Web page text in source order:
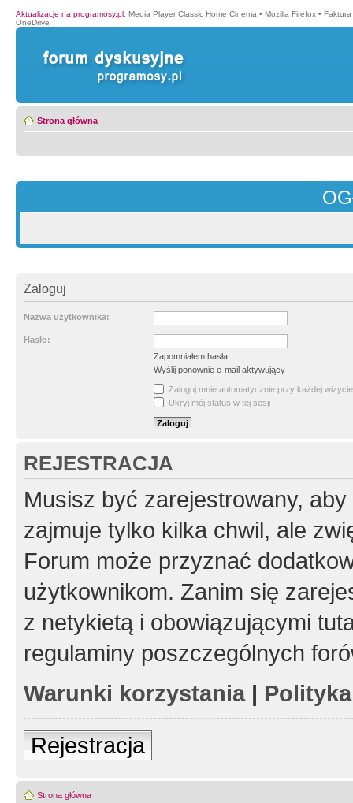
Aktualizacje na programosy.pl: Media Player Classic Home Cinema • Mozilla Firefox • Faktura
OneDrive
Strona główna
Zaloguj
Nazwa użytkownika:
Hasło:
Zapomniałem hasła
Wyślij ponownie e-mail aktywujący
Zaloguj mnie automatycznie przy każdej wizycie
Ukryj mój status w tej sesji
REJESTRACJA
Musisz być zarejestrowany,
zajmuje tylko kilka chwil, ale
Forum może przyznać
użytkownikom. Zanim się
z netykietą i obowiązującymi
regulaminy poszczególnych
Warunki korzystania|
Rejestracja
Strona główna